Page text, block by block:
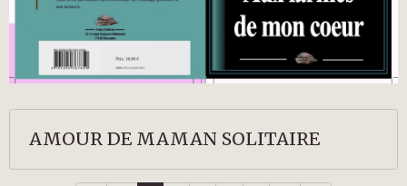
AMOUR DE MAMAN SOLITAIRE